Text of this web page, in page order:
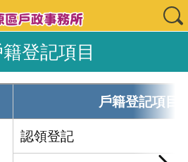
登記項目
戶籍登記項目
認領登記